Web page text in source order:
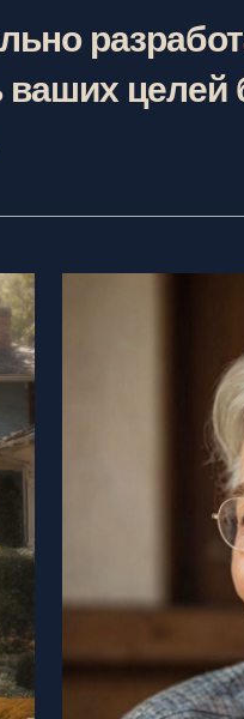
целей